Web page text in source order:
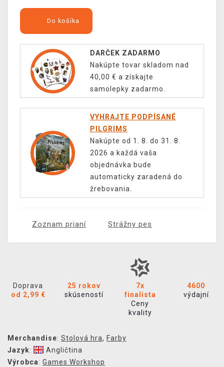
Do košíka
DARČEK ZADARMO
Nakúpte tovar skladom nad
40,00 € a získajte
samolepky zadarmo.
VYHRAJTE PODPÍSANÉ
PILGRIMS
Nakúpte od 1. 8. do 31. 8.
2026 a každá vaša
objednávka bude
automaticky zaradená do
žrebovania.
Zoznam prianí Strážny pes
Doprava
od 2,99 €
25 rokov
skúseností
7x
finalista
Ceny
kvality
4600
výdajní
Merchandise: Stolová hra, Farby
Jazyk:
Angličtina
Výrobca: Games Workshop